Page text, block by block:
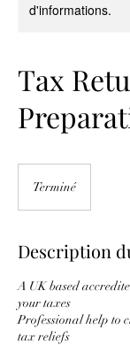
d'informations.
Tax
TerminéT
i
é
Description
A UK based
your taxes
Professional help to
tax reliefs